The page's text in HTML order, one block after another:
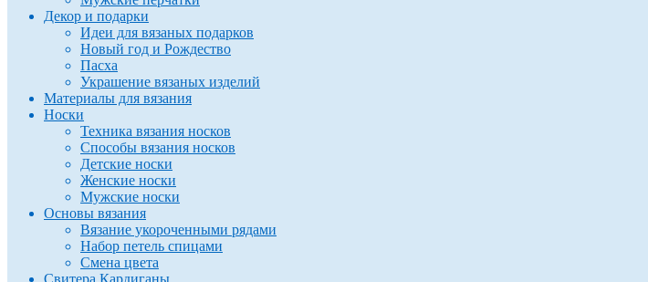
Декор и подарки
Идеи для вязаных подарков
Новый год и Рождество
Пасха
Украшение вязаных изделий
Материалы для вязания
Носки
Техника вязания носков
Способы вязания носков
Детские носки
Женские носки
Мужские носки
Основы вязания
Вязание укороченными рядами
Набор петель спицами
Смена цвета
Свитера Кардиганы